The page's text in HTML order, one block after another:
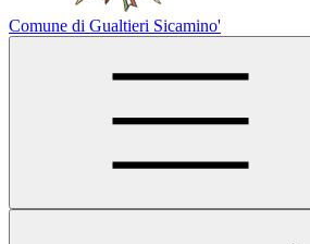
Comune di Gualtieri Sicamino'